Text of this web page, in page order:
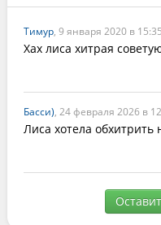
Тимур, 9 января 2020 в 15:35
Хах лиса хитрая
Басси), 24 февраля 2026 в
Лиса хотела обхитрить